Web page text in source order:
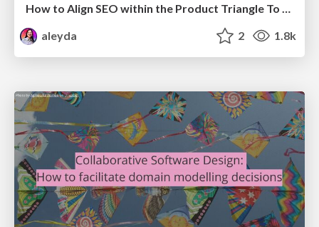
How to Align SEO within the Product Triangle To Get Buy-In & Support - #RIMC
aleyda
2 1.8k